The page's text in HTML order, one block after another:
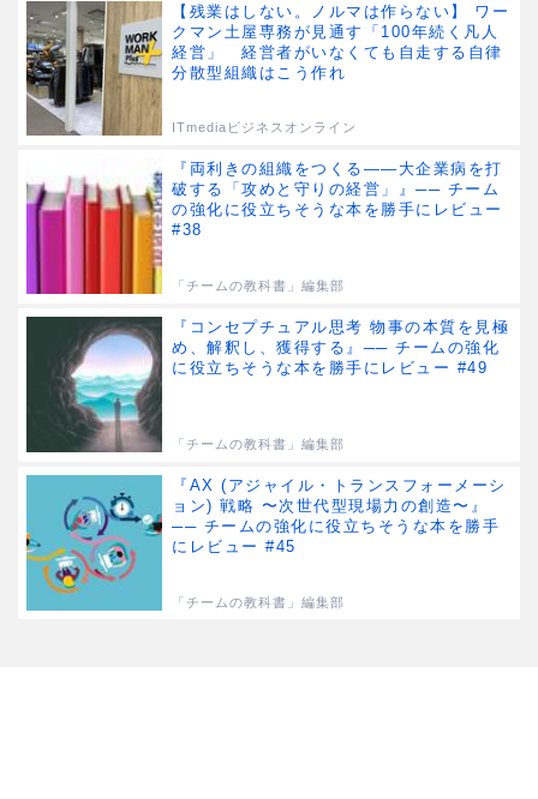
【残業はしない。ノルマは作らない】 ワー
クマン土屋専務が見通す「100年続く凡人
経営」 経営者がいなくても自走する自律
分散型組織はこう作れ
ITmediaビジネスオンライン
『両利きの組織をつくる――大企業病を打
破する「攻めと守りの経営」』── チーム
の強化に役立ちそうな本を勝手にレビュー
#38
「チームの教科書」編集部
『コンセプチュアル思考 物事の本質を見極
め、解釈し、獲得する』── チームの強化
に役立ちそうな本を勝手にレビュー #49
「チームの教科書」編集部
『AX (アジャイル・トランスフォーメーシ
ョン) 戦略 〜次世代型現場力の創造〜』
── チームの強化に役立ちそうな本を勝手
にレビュー #45
「チームの教科書」編集部